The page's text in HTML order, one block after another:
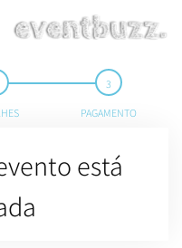
PAGAMENTO
está